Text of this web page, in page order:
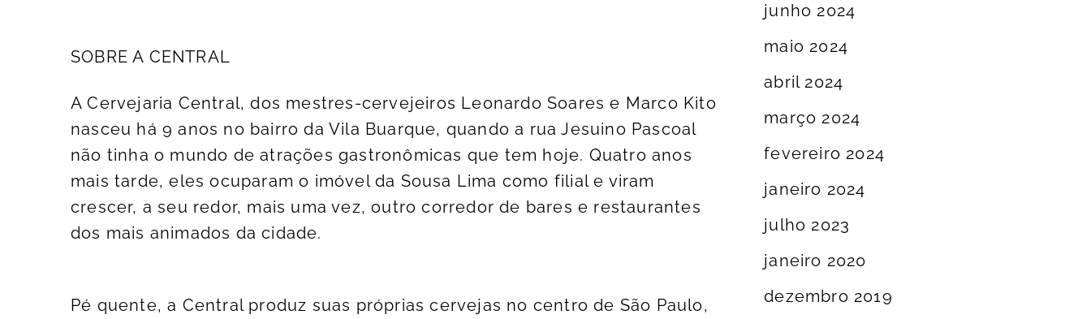
SOBRE A CENTRAL
A Cervejaria Central, dos mestres-cervejeiros Leonardo Soares e Marco Kito
nasceu há 9 anos no bairro da Vila Buarque, quando a rua Jesuino Pascoal
não tinha o mundo de atrações gastronômicas que tem hoje. Quatro anos
mais tarde, eles ocuparam o imóvel da Sousa Lima como filial e viram
crescer, a seu redor, mais uma vez, outro corredor de bares e restaurantes
dos mais animados da cidade.
Pé quente, a Central produz suas próprias cervejas no centro de São Paulo,
junho 2024
maio 2024
abril 2024
março 2024
fevereiro 2024
janeiro 2024
julho 2023
janeiro 2020
dezembro 2019